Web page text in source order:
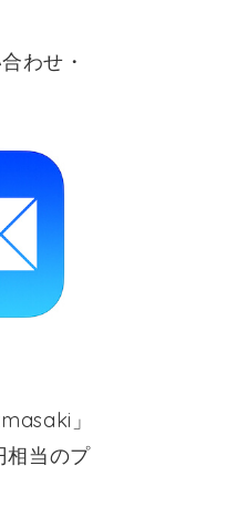
わせ・
」
相当のプ